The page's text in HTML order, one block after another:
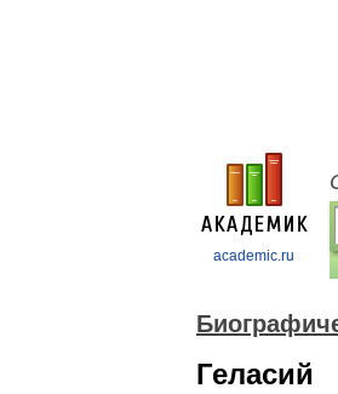
academic.ru
Геласий